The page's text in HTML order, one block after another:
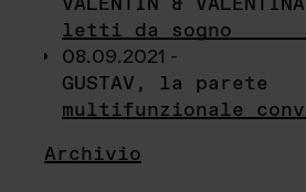
letti da sogno
08.09.2021 -
GUSTAV, la parete
multifunzionale
Archivio